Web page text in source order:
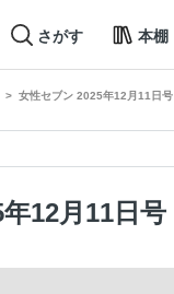
さがす 本棚
女性セブン 2025年12月11日号
12月11日号